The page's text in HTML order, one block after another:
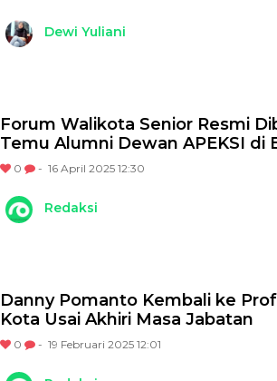
Dewi Yuliani
Forum Walikota Senior Resmi
Temu Alumni Dewan APEKSI di
0 - 16 April 2025 12:30
Redaksi
Danny Pomanto Kembali ke
Kota Usai Akhiri Masa Jabatan
0 - 19 Februari 2025 12:01